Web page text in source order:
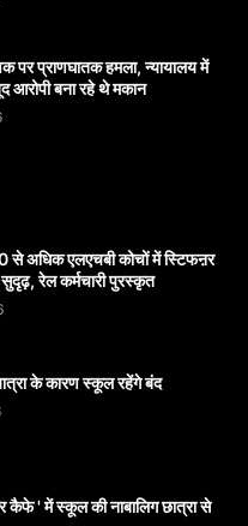
पर प्राणघातक हमला, न्यायालय में
बना रहे थे मकान
से अधिक एलएचबी कोचों में स्टिफऩर
सुदृढ़, रेल कर्मचारी पुरस्कृत
के कारण स्कूल रहेंगे बंद
' में स्कूल की नाबालिग छात्रा से